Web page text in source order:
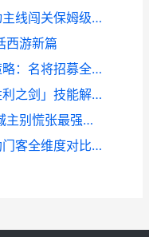
《仙剑奇侠传：新的开始》联动主线闯关保姆级推图指导：牛府&牛香儿&牛魔王 仙剑奇侠传98柔情版全攻略
西游新篇
《三国志将星闪耀》抽卡招募策略：名将招募全解析 三国志战略版将星昭临奖励
《命运圣契》超凡圣器「誓约胜利之剑」技能解读 命运圣母
《城主别慌张》门客阵型构建 城主别慌张最强阵容搭配推荐
《城主别慌张》门客策略：辅助门客全维度对比 城主别慌张0.1折下载地址